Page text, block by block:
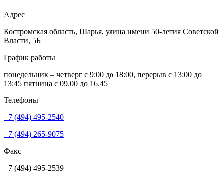
Адрес
Костромская область, Шарья, улица имени 50-летия Советской
Власти, 5Б
График работы
понедельник – четверг с 9:00 до 18:00, перерыв с 13:00 до
13:45 пятница с 09.00 до 16.45
Телефоны
+7 (494) 495-2540
+7 (494) 265-9075
Факс
+7 (494) 495-2539